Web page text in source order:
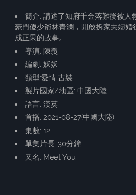
簡介: 講述了知府千金落難後被人
豪門傻少爺林青瀾，開啟拆家夫婦婚
成正果的故事。
導演: 陳義
編劇: 妖妖
類型:愛情 古裝
製片國家/地區: 中國大陸
語言: 漢英
首播: 2021-08-27(中國大陸)
集數: 12
單集片長: 30分鐘
又名: Meet You